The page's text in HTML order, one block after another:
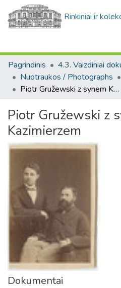
Rinkiniai ir
Pagrindinis
Nuotraukos / Photographs
Piotr Gružewski z synem Kazimierzem
Piotr Gružewski z
Kazimierzem
Dokumentai